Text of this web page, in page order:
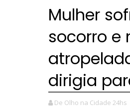
Mulher
socorro e
dirigia
De Olho na Cidade 24hs